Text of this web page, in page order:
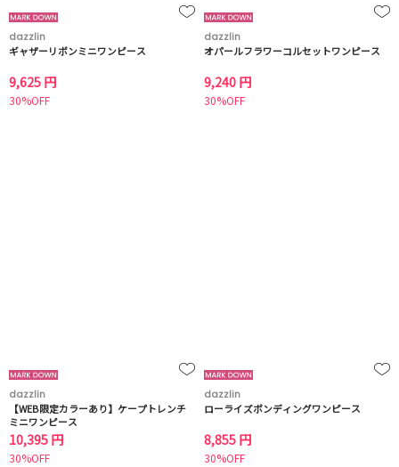
dazzlin
ギャザーリボンミニワンピース
9,625 円
30%OFF
dazzlin
オパールフラワーコルセットワンピース
9,240 円
30%OFF
dazzlin
【WEB限定カラーあり】ケープトレンチ
ミニワンピース
10,395 円
30%OFF
dazzlin
ローライズボンディングワンピース
8,855 円
30%OFF